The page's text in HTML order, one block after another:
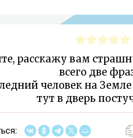
расскажу вам
всего две
человек на
тут в дверь